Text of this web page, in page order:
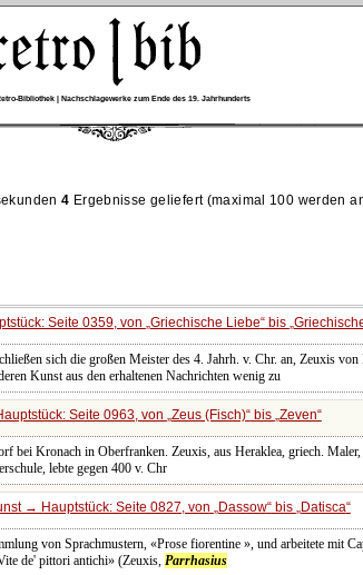
Bibliothek | Nachschlagewerke zum Ende des 19. Jahrhunderts
4 Ergebnisse geliefert (maximal 100 werden
Seite 0359, von Griechische Liebe bis
sich die großen Meister des 4. Jahrh. v. Chr. an, Zeuxis
Kunst aus den erhaltenen Nachrichten wenig zu
Seite 0963, von Zeus (Fisch) bis Zeven
bei Kronach in Oberfranken. Zeuxis, aus Heraklea, griech.
lebte gegen 400 v. Chr
→ Hauptstück: Seite 0827, von Dassow bis Datisca
von Sprachmustern, «Prose fiorentine », und arbeitete mit
de' pittori antichi» (Zeuxis,Parrhasius